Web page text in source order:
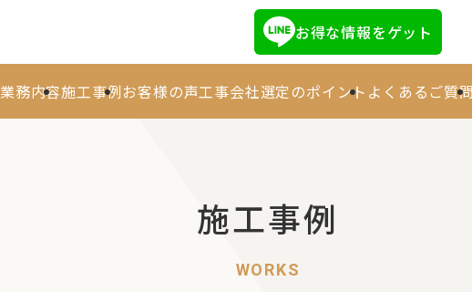
お得な情報をゲット
会社情報
施工事例
業務内容施工事例お客様の声工事会社選定のポイント よくあるご質
施工事例
WORKS